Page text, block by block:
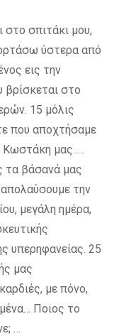
σπιτάκι μου,
ύστερα από
εις την
βρίσκεται στο
15 μόλις
που αποχτήσαμε
Κωστάκη μας…..
τα βάσανά μας
την
μεγάλη ημέρα,
υπερηφανείας. 25
μας
με πόνο,
Ποιος το
…